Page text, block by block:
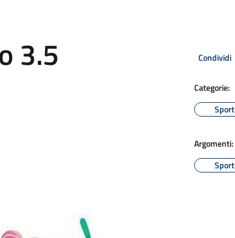
3.5 Condividi
Categorie:
Sport
Argomenti:
Sport